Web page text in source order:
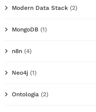
Modern Data Stack (2)
MongoDB (1)
n8n (4)
Neo4j (1)
Ontologia (2)